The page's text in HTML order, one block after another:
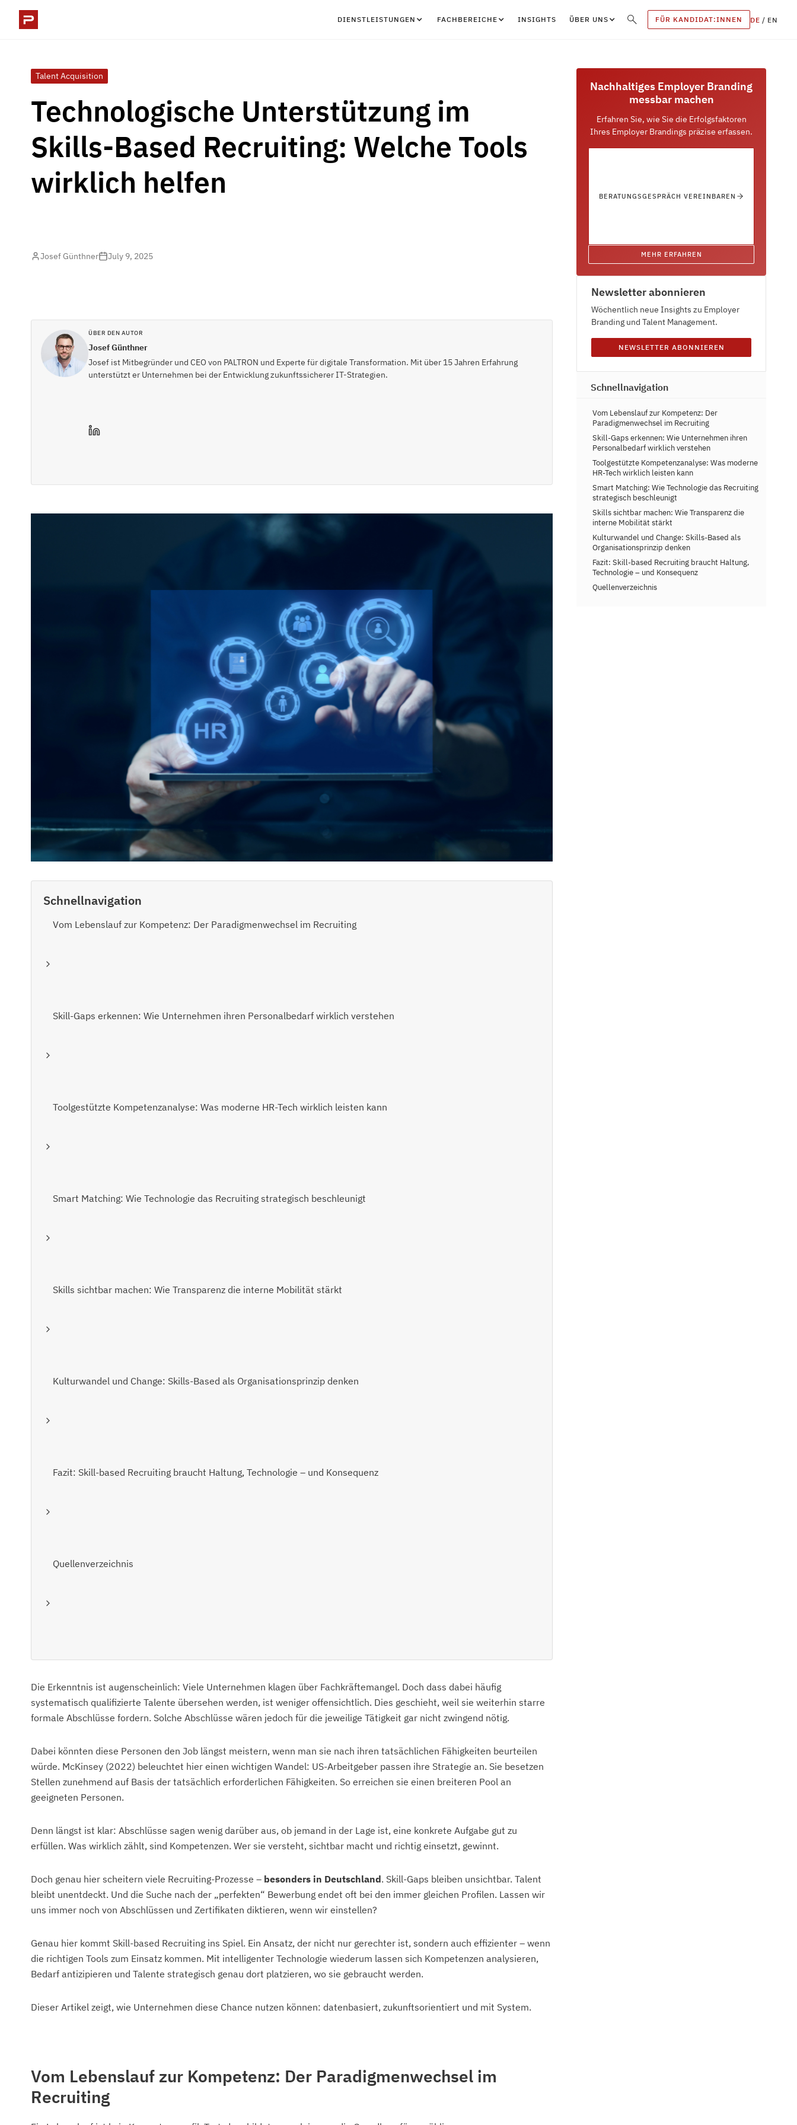
DIENSTLEISTUNGEN FACHBEREICHE INSIGHTS ÜBER UNS FÜR KANDIDAT:INNEN DE / EN
Talent Acquisition
Technologische Unterstützung im
Skills-Based Recruiting: Welche Tools
wirklich helfen
Josef Günthner July 9, 2025
ÜBER DEN AUTOR
Josef Günthner
Josef ist Mitbegründer und CEO von PALTRON und Experte für digitale Transformation. Mit über 15 Jahren Erfahrung
unterstützt er Unternehmen bei der Entwicklung zukunftssicherer IT-Strategien.
Schnellnavigation
Vom Lebenslauf zur Kompetenz: Der Paradigmenwechsel im Recruiting
Skill-Gaps erkennen: Wie Unternehmen ihren Personalbedarf wirklich verstehen
Toolgestützte Kompetenzanalyse: Was moderne HR-Tech wirklich leisten kann
Smart Matching: Wie Technologie das Recruiting strategisch beschleunigt
Skills sichtbar machen: Wie Transparenz die interne Mobilität stärkt
Kulturwandel und Change: Skills-Based als Organisationsprinzip denken
Fazit: Skill-based Recruiting braucht Haltung, Technologie – und Konsequenz
Quellenverzeichnis
Die Erkenntnis ist augenscheinlich: Viele Unternehmen klagen über Fachkräftemangel. Doch dass dabei häufig
systematisch qualifizierte Talente übersehen werden, ist weniger offensichtlich. Dies geschieht, weil sie weiterhin starre
formale Abschlüsse fordern. Solche Abschlüsse wären jedoch für die jeweilige Tätigkeit gar nicht zwingend nötig.
Dabei könnten diese Personen den Job längst meistern, wenn man sie nach ihren tatsächlichen Fähigkeiten beurteilen
würde. McKinsey (2022) beleuchtet hier einen wichtigen Wandel: US-Arbeitgeber passen ihre Strategie an. Sie besetzen
Stellen zunehmend auf Basis der tatsächlich erforderlichen Fähigkeiten. So erreichen sie einen breiteren Pool an
geeigneten Personen.
Denn längst ist klar: Abschlüsse sagen wenig darüber aus, ob jemand in der Lage ist, eine konkrete Aufgabe gut zu
erfüllen. Was wirklich zählt, sind Kompetenzen. Wer sie versteht, sichtbar macht und richtig einsetzt, gewinnt.
Doch genau hier scheitern viele Recruiting-Prozesse – besonders in Deutschland. Skill-Gaps bleiben unsichtbar. Talent
bleibt unentdeckt. Und die Suche nach der „perfekten“ Bewerbung endet oft bei den immer gleichen Profilen. Lassen wir
uns immer noch von Abschlüssen und Zertifikaten diktieren, wenn wir einstellen?
Genau hier kommt Skill-based Recruiting ins Spiel. Ein Ansatz, der nicht nur gerechter ist, sondern auch effizienter – wenn
die richtigen Tools zum Einsatz kommen. Mit intelligenter Technologie wiederum lassen sich Kompetenzen analysieren,
Bedarf antizipieren und Talente strategisch genau dort platzieren, wo sie gebraucht werden.
Dieser Artikel zeigt, wie Unternehmen diese Chance nutzen können: datenbasiert, zukunftsorientiert und mit System.
Vom Lebenslauf zur Kompetenz: Der Paradigmenwechsel im
Recruiting
Nachhaltiges Employer Branding
messbar machen
Erfahren Sie, wie Sie die Erfolgsfaktoren
Ihres Employer Brandings präzise erfassen.
BERATUNGSGESPRÄCH VEREINBAREN
MEHR ERFAHREN
Newsletter abonnieren
Wöchentlich neue Insights zu Employer
Branding und Talent Management.
NEWSLETTER ABONNIEREN
Schnellnavigation
Vom Lebenslauf zur Kompetenz: Der
Paradigmenwechsel im Recruiting
Skill-Gaps erkennen: Wie Unternehmen ihren
Personalbedarf wirklich verstehen
Toolgestützte Kompetenzanalyse: Was moderne
HR-Tech wirklich leisten kann
Smart Matching: Wie Technologie das Recruiting
strategisch beschleunigt
Skills sichtbar machen: Wie Transparenz die
interne Mobilität stärkt
Kulturwandel und Change: Skills-Based als
Organisationsprinzip denken
Fazit: Skill-based Recruiting braucht Haltung,
Technologie – und Konsequenz
Quellenverzeichnis